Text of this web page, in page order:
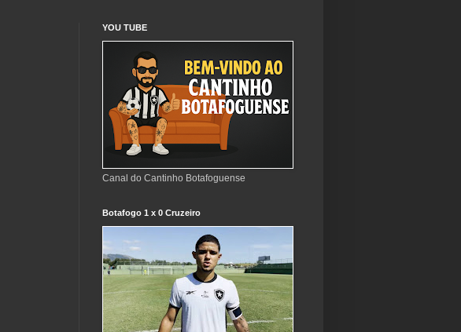
YOU TUBE
Canal do Cantinho Botafoguense
Botafogo 1 x 0 Cruzeiro